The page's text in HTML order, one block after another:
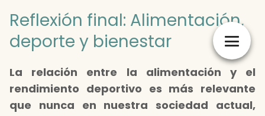
Reflexión final: Alimentación,
deporte y bienestar
La relación entre la alimentación y el
rendimiento deportivo es más relevante
que nunca en nuestra sociedad actual,